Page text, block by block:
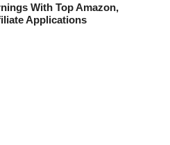
With Top Amazon,
Applications